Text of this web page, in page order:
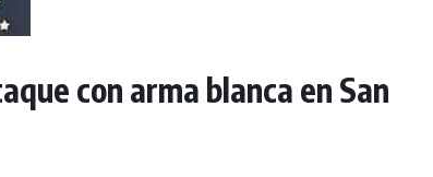
con arma blanca en San